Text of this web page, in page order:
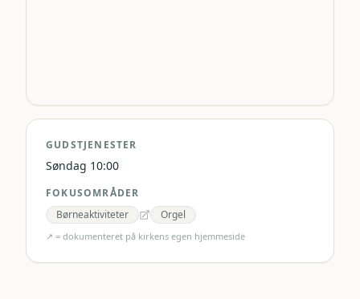
GUDSTJENESTER
Søndag 10:00
FOKUSOMRÅDER
Børneaktiviteter
Orgel
↗ = dokumenteret på kirkens egen hjemmeside